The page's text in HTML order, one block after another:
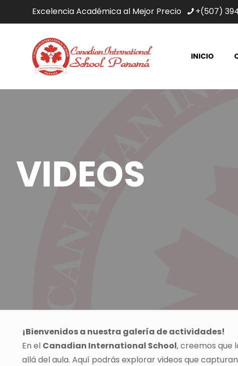
Excelencia Académica al Mejor Precio +(507)
INICIO
VIDEOS
¡Bienvenidos a nuestra galería de actividades!
En el Canadian International School, creemos que
allá del aula. Aquí podrás explorar videos que